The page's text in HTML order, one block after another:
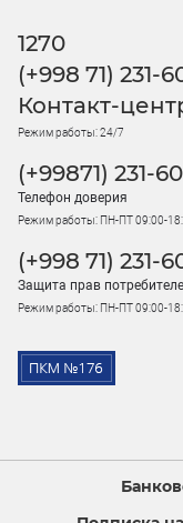
1270
(+998 71) 231-
Контакт-
Режим работы: 24/7
(+99871) 231-
Телефон доверия
Режим работы: ПН-ПТ 09:00-
(+998 71) 231-
Защита прав
Режим работы: ПН-ПТ 09:00-